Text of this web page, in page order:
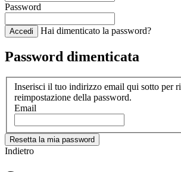
Password
Accedi Hai dimenticato la password?
Password dimenticata
Inserisci il tuo indirizzo email qui sotto per
reimpostazione della password.
Email
Resetta la mia password
Indietro